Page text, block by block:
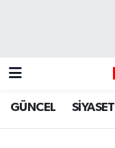
GÜNCEL SİYASET